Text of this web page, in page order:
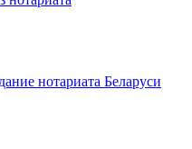
нотариата Беларуси